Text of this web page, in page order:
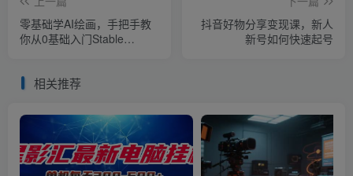
零基础学AI绘画，手把手教
你从0基础入门Stable
抖音好物分享变现课，新人
新号如何快速起号
相关推荐